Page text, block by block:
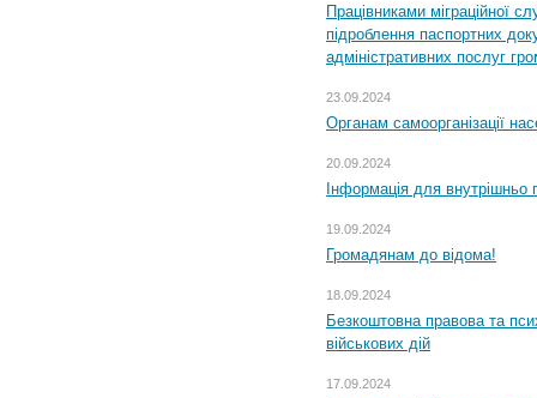
Працівниками міграційної
підроблення паспортних
адміністративних послуг
23.09.2024
Органам самоорганізації
20.09.2024
Інформація для внутрішньо
19.09.2024
Громадянам до відома!
18.09.2024
Безкоштовна правова та
військових дій
17.09.2024